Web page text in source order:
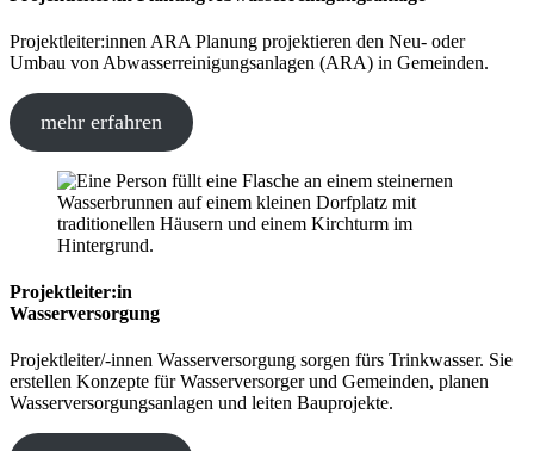
Projektleiter:innen ARA Planung projektieren den Neu- oder
Umbau von Abwasserreinigungsanlagen (ARA) in Gemeinden.
mehr erfahren
Projektleiter:in
Wasserversorgung
Projektleiter/-innen Wasserversorgung sorgen fürs Trinkwasser. Sie
erstellen Konzepte für Wasserversorger und Gemeinden, planen
Wasserversorgungsanlagen und leiten Bauprojekte.